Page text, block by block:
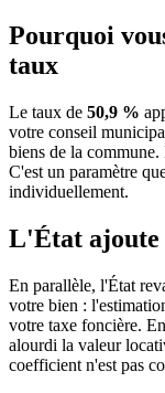
Pourquoi
taux
Le taux de 50,9 %
votre conseil
biens de la commune.
C'est un paramètre
individuellement.
L'État ajoute
En parallèle, l'État
votre bien :
votre taxe foncière.
alourdi la valeur
coefficient n'est pas